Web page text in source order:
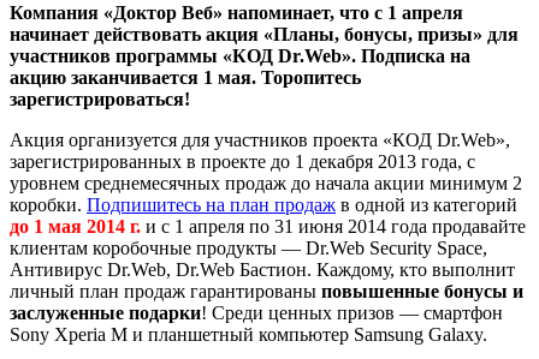
Компания «Доктор Веб» напоминает, что с 1 апреля
начинает действовать акция «Планы, бонусы, призы» для
участников программы «КОД Dr.Web». Подписка на
акцию заканчивается 1 мая. Торопитесь
зарегистрироваться!
Акция организуется для участников проекта «КОД Dr.Web»,
зарегистрированных в проекте до 1 декабря 2013 года, с
уровнем среднемесячных продаж до начала акции минимум 2
коробки. Подпишитесь на план продаж в одной из категорий
до 1 мая 2014 г. и с 1 апреля по 31 июня 2014 года продавайте
клиентам коробочные продукты — Dr.Web Security Space,
Антивирус Dr.Web, Dr.Web Бастион. Каждому, кто выполнит
личный план продаж гарантированы повышенные бонусы и
заслуженные подарки! Среди ценных призов — смартфон
Sony Xperia M и планшетный компьютер Samsung Galaxy.